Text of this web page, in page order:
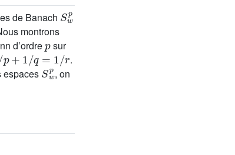
de Banach
Sw
montrons
d’ordre
p
sur
p+1/q=1/r
.
espaces
Swp
, on